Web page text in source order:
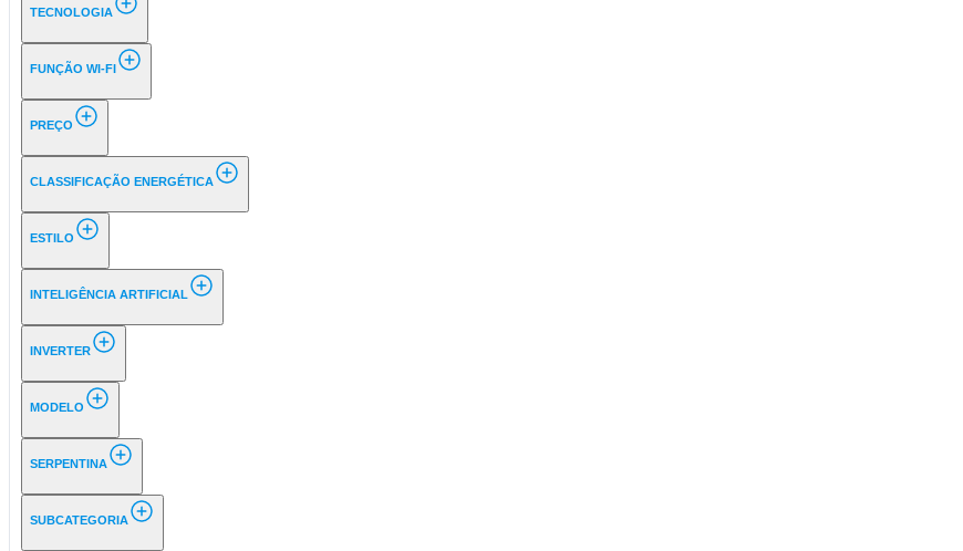
TECNOLOGIA
FUNÇÃO WI-FI
PREÇO
CLASSIFICAÇÃO ENERGÉTICA
ESTILO
INTELIGÊNCIA ARTIFICIAL
INVERTER
MODELO
SERPENTINA
SUBCATEGORIA